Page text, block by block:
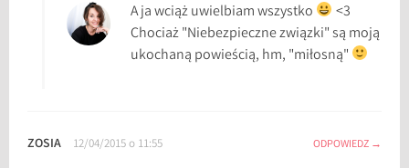
A ja wciąż uwielbiam wszystko
<3
Chociaż "Niebezpieczne związki" są moją
ukochaną powieścią, hm, "miłosną"
ZOSIA 12/04/2015 o 11:55 ODPOWIEDZ